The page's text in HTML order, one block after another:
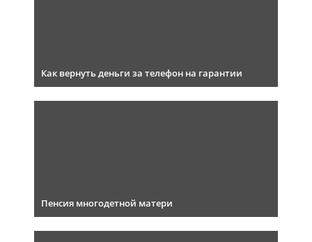
Как вернуть деньги за телефон на гарантии
Пенсия многодетной матери